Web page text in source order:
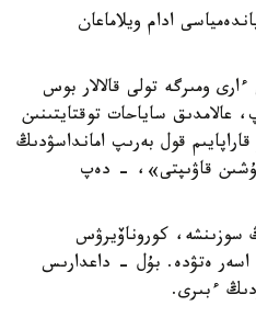
ادام ويلاماعان
شۋلى ءارى ومىرگە تولى قالالار بوس
عالامدىق ساياحات توقتايتىنىن
قول بەرىپ امانداسۋدىڭ
قاۋىپتى»، - دەپ
سوزىنشە، كوروناۆيرۋس
اسەر ەتۋدە. بۇل - داعدارىس
ءبىرى.